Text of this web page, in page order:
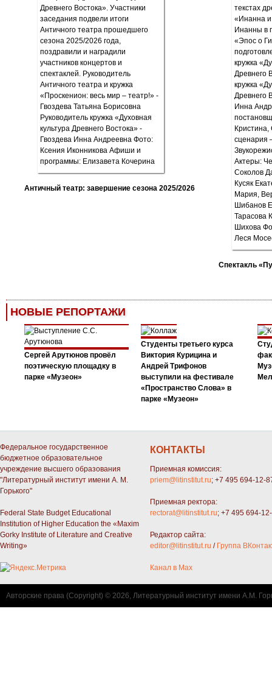
Античный театр: завершение сезона 2025/2026
Спектакль
НОВЫЕ РЕПОРТАЖИ
Сергей Арутюнов провёл
поэтическую площадку в
парке «Музеон»
Студенты третьего курса
Виктория Курицина и
Андрей Трифонов
выступили на фестивале
«Пространство Слова» в
парке «Музеон»
Федеральное государственное
бюджетное образовательное
учреждение высшего образования
"Литературный институт имени А. М.
Горького"
Federal State Budget Educational
Institution of Higher Education the «Maxim
Gorky Institute of Literature and Creative
Writing»
КОНТАКТЫ
Приемная комиссия:
priem@litinstitut.ru; +7 495 694-12-
Приемная ректора:
rectorat@litinstitut.ru; +7 495 694-
Редактор сайта:
editor@litinstitut.ru / Группа
Канал в Max
Авторские права (Copyright) © 2026, Литературный институт имени А.М.